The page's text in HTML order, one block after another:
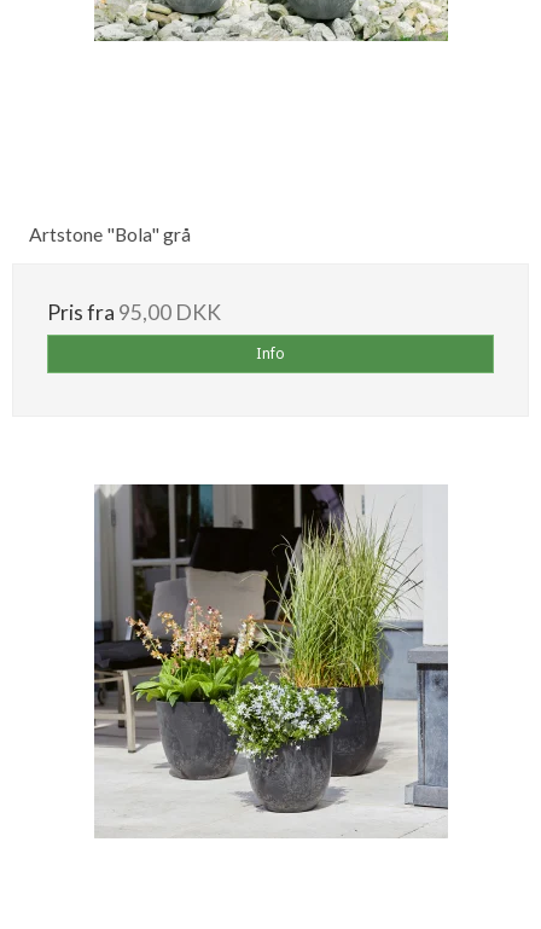
Artstone "Bola" grå
Pris fra 95,00 DKK
Info